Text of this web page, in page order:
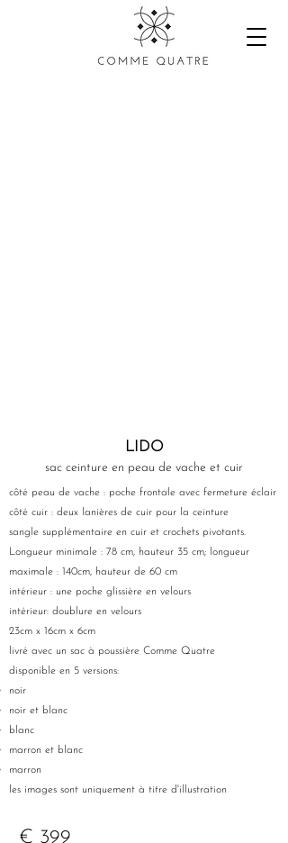
LIDO
sac ceinture en peau de vache et cuir
côté peau de vache : poche frontale avec fermeture éclair
côté cuir : deux lanières de cuir pour la ceinture
sangle supplémentaire en cuir et crochets pivotants.
Longueur minimale : 78 cm, hauteur 35 cm; longueur
maximale : 140cm, hauteur de 60 cm
intérieur : une poche glissière en velours
intérieur: doublure en velours
23cm x 16cm x 6cm
livré avec un sac à poussière Comme Quatre
disponible en 5 versions:
noir
noir et blanc
blanc
marron et blanc
marron
les images sont uniquement à titre d'illustration
€ 399